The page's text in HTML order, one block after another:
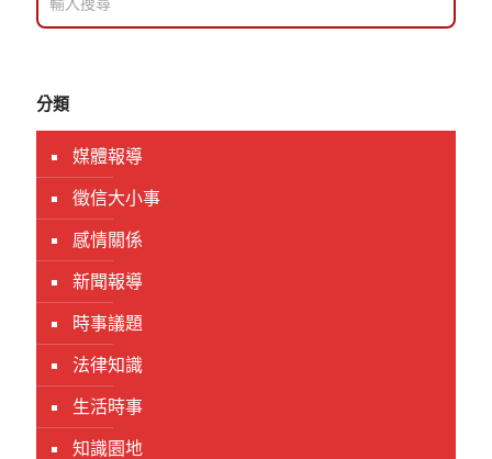
分類
媒體報導
徵信大小事
感情關係
新聞報導
時事議題
法律知識
生活時事
知識園地